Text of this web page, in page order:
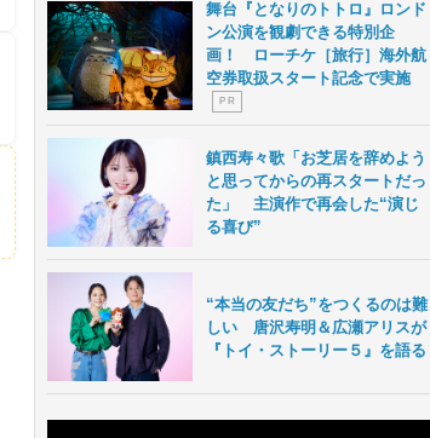
舞台『となりのトトロ』ロンド
ン公演を観劇できる特別企
画！ ローチケ［旅行］海外航
空券取扱スタート記念で実施
P R
鎮西寿々歌「お芝居を辞めよう
と思ってからの再スタートだっ
た」 主演作で再会した“演じ
る喜び”
“本当の友だち”をつくるのは難
しい 唐沢寿明＆広瀬アリスが
『トイ・ストーリー５』を語る